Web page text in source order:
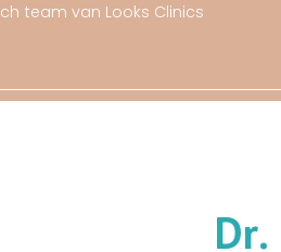
ch team van Looks Clinics
Dr.